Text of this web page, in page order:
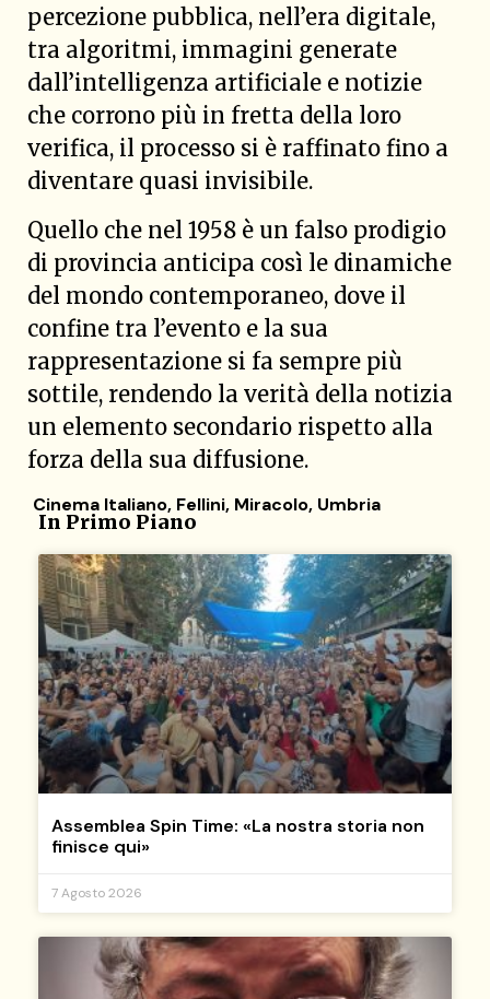
percezione pubblica, nell’era digitale,
tra algoritmi, immagini generate
dall’intelligenza artificiale e notizie
che corrono più in fretta della loro
verifica, il processo si è raffinato fino a
diventare quasi invisibile.
Quello che nel 1958 è un falso prodigio
di provincia anticipa così le dinamiche
del mondo contemporaneo, dove il
confine tra l’evento e la sua
rappresentazione si fa sempre più
sottile, rendendo la verità della notizia
un elemento secondario rispetto alla
forza della sua diffusione.
Cinema Italiano, Fellini, Miracolo, Umbria
In Primo Piano
Assemblea Spin Time: «La nostra storia non
finisce qui»
7 Agosto 2026